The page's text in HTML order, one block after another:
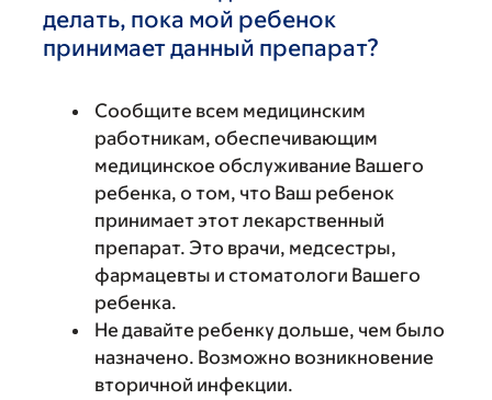
делать, пока мой ребенок
принимает данный препарат?
Сообщите всем медицинским
работникам, обеспечивающим
медицинское обслуживание Вашего
ребенка, о том, что Ваш ребенок
принимает этот лекарственный
препарат. Это врачи, медсестры,
фармацевты и стоматологи Вашего
ребенка.
Не давайте ребенку дольше, чем было
назначено. Возможно возникновение
вторичной инфекции.